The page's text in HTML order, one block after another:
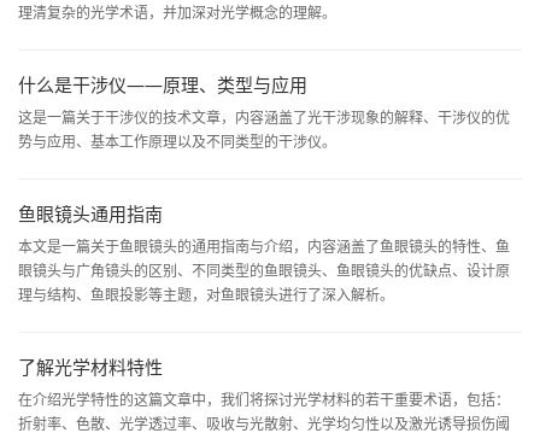
理清复杂的光学术语，并加深对光学概念的理解。
什么是干涉仪——原理、类型与应用
这是一篇关于干涉仪的技术文章，内容涵盖了光干涉现象的解释、干涉仪的优
势与应用、基本工作原理以及不同类型的干涉仪。
鱼眼镜头通用指南
本文是一篇关于鱼眼镜头的通用指南与介绍，内容涵盖了鱼眼镜头的特性、鱼
眼镜头与广角镜头的区别、不同类型的鱼眼镜头、鱼眼镜头的优缺点、设计原
理与结构、鱼眼投影等主题，对鱼眼镜头进行了深入解析。
了解光学材料特性
在介绍光学特性的这篇文章中，我们将探讨光学材料的若干重要术语，包括：
折射率、色散、光学透过率、吸收与光散射、光学均匀性以及激光诱导损伤阈